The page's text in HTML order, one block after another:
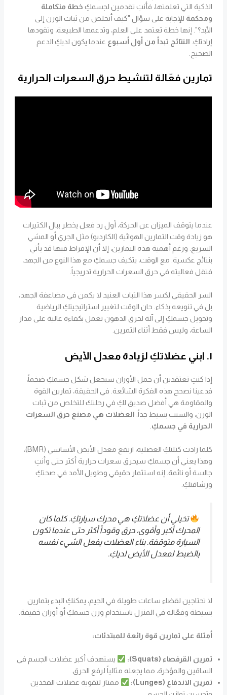
الذكية التي تعلمتها، فأنتِ تقدمين لجسمكِ خطة متكاملة
ومحكمة للإجابة على سؤال "كيف أتخلص من ثبات الوزن إلى
الأبد؟". إنها خطة تعتمد على العلم، وتدعمها الطبيعة، وتقودها
إرادتكِ. النتائج تبدأ من أول أسبوع عندما يكون لديكِ الدعم
الصحيح.
تمارين فعّالة لتنشيط حرق السعرات الحرارية
عندما يتوقف الميزان عن الحركة، أول رد فعل يخطر ببال الكثيرات
هو زيادة وقت التمارين الهوائية (الكارديو) مثل الجري أو المشي
السريع. ورغم أهمية هذه التمارين، إلا أن الإفراط فيها قد يأتي
بنتائج عكسية. مع الوقت، يتكيف جسمكِ مع هذا النوع من الجهد،
فتقل فعاليته في حرق السعرات الحرارية تدريجياً.
السر الحقيقي لكسر هذا الثبات العنيد لا يكمن في مضاعفة الجهد،
بل في تنويعه بذكاء. حان الوقت لتغيير استراتيجيتكِ الرياضية
وتحويل جسمكِ إلى آلة لحرق الدهون تعمل بكفاءة عالية على مدار
الساعة، وليس فقط أثناء التمرين.
١. ابني عضلاتكِ لزيادة معدل الأيض
إذا كنتِ تعتقدين أن حمل الأوزان سيجعل شكل جسمكِ ضخماً،
فدعينا نصحح هذه الفكرة الشائعة. في الحقيقة، تمارين القوة
والمقاومة هي أفضل صديق لكِ في رحلتك للتخلص من ثبات
الوزن، والسبب بسيط جداً: العضلات هي مصنع حرق السعرات
الحرارية في جسمكِ
كلما زادت كتلتكِ العضلية، ارتفع معدل الأيض الأساسي (BMR)،
وهذا يعني أن جسمكِ سيحرق سعرات حرارية أكثر حتى وأنتِ
جالسة أو نائمة. إنه استثمار حقيقي وطويل الأمد في صحتكِ
ورشاقتكِ.
تخيلي أن عضلاتكِ هي محرك سيارتكِ. كلما كان
المحرك أكبر وأقوى، حرق وقوداً أكثر حتى عندما تكون
السيارة متوقفة. بناء العضلات يفعل الشيء نفسه
بالضبط لمعدل الأيض لديكِ.
لا تحتاجين لقضاء ساعات طويلة في الجيم، يمكنكِ البدء بتمارين
بسيطة وفعّالة في المنزل باستخدام وزن جسمكِ أو أوزان خفيفة.
أمثلة على تمارين قوة رائعة للمبتدئات:
تمرين القرفصاء (Squats):
يستهدف أكبر عضلات الجسم في
الساقين والمؤخرة، مما يجعله مثالياً لرفع الحرق.
تمرين الاندفاع (Lunges):
ممتاز لتقوية عضلات الفخذين